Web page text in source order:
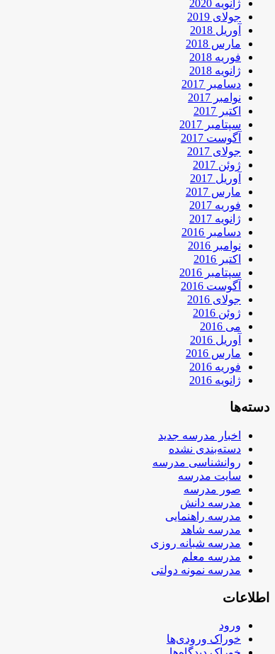
ژانویه 2020
جولای 2019
آوریل 2018
مارس 2018
فوریه 2018
ژانویه 2018
دسامبر 2017
نوامبر 2017
اکتبر 2017
سپتامبر 2017
آگوست 2017
جولای 2017
ژوئن 2017
آوریل 2017
مارس 2017
فوریه 2017
ژانویه 2017
دسامبر 2016
نوامبر 2016
اکتبر 2016
سپتامبر 2016
آگوست 2016
جولای 2016
ژوئن 2016
می 2016
آوریل 2016
مارس 2016
فوریه 2016
ژانویه 2016
دسته‌ها
اخبار مدرسه جدید
دسته‌بندی نشده
روانشناسی مدرسه
سایت مدرسه
صور مدرسه
مدرسه دانش
مدرسه راهنمایی
مدرسه شاهد
مدرسه شبانه روزی
مدرسه معلم
مدرسه نمونه دولتی
اطلاعات
ورود
خوراک ورودی‌ها